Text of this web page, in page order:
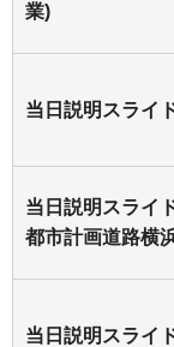
業)
当日説明スライ
当日説明スライ
都市計画道路横
当日説明スライ